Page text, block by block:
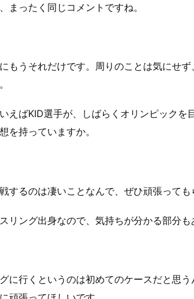
ったく同じコメントですね。
もうそれだけです。周りのことは気にせ
ばKID選手が、しばらくオリンピックを
を持っていますか。
するのは凄いことなんで、ぜひ頑張っても
ング出身なので、気持ちが分かる部分も
に行くというのは初めてのケースだと思